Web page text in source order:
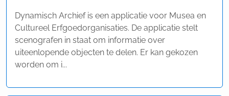
Dynamisch Archief is een applicatie voor Musea en
Cultureel Erfgoedorganisaties. De applicatie stelt
scenografen in staat om informatie over
uiteenlopende objecten te delen. Er kan gekozen
worden om i...